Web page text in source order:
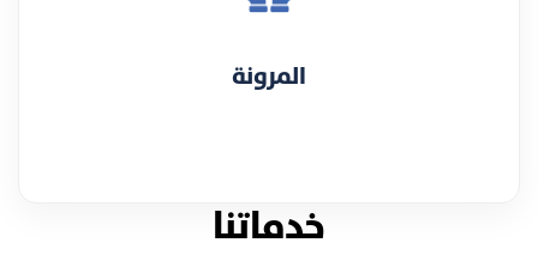
المرونة
خدماتنا